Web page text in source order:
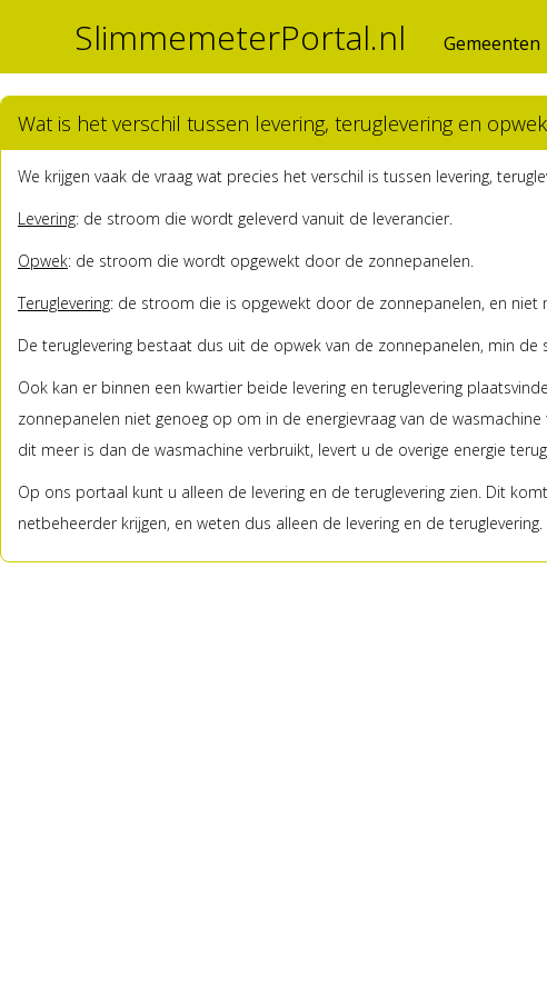
SlimmemeterPortal.nl Gemeenten
Wat is het verschil tussen levering, teruglevering en
We krijgen vaak de vraag wat precies het verschil is tussen levering,
Levering: de stroom die wordt geleverd vanuit de leverancier.
Opwek: de stroom die wordt opgewekt door de zonnepanelen.
Teruglevering: de stroom die is opgewekt door de zonnepanelen, en niet
De teruglevering bestaat dus uit de opwek van de zonnepanelen, min
Ook kan er binnen een kwartier beide levering en teruglevering
zonnepanelen niet genoeg op om in de energievraag van de
dit meer is dan de wasmachine verbruikt, levert u de overige energie
Op ons portaal kunt u alleen de levering en de teruglevering zien. Dit
netbeheerder krijgen, en weten dus alleen de levering en de teruglevering.